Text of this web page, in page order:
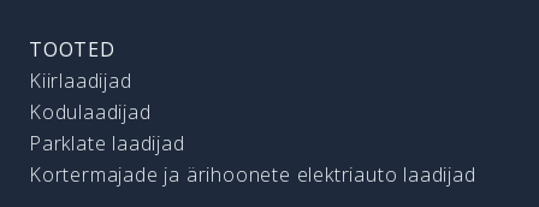
TOOTED
Kiirlaadijad
Kodulaadijad
Parklate laadijad
Kortermajade ja ärihoonete elektriauto laadijad